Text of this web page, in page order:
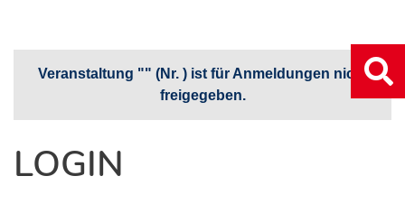
Veranstaltung "" (Nr. ) ist für Anmeldungen nicht
freigegeben.
LOGIN